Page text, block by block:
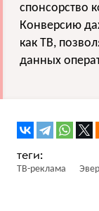
спонсорство
Конверсию
как ТВ,
данных
ТВ-реклама